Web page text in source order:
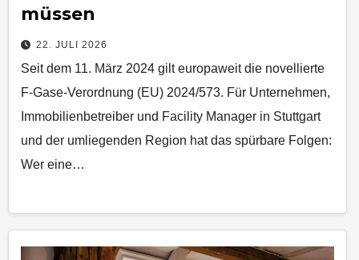
müssen
22. JULI 2026
Seit dem 11. März 2024 gilt europaweit die novellierte
F-Gase-Verordnung (EU) 2024/573. Für Unternehmen,
Immobilienbetreiber und Facility Manager in Stuttgart
und der umliegenden Region hat das spürbare Folgen:
Wer eine…